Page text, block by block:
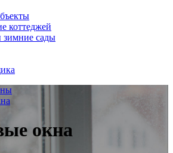
коттеджей
зимние сады
окна